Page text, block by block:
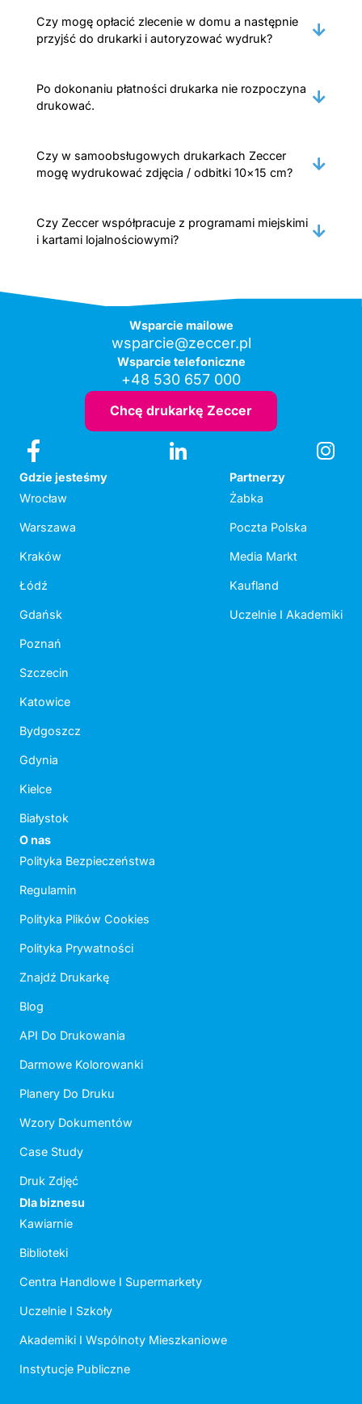
Czy mogę opłacić zlecenie w domu a następnie
przyjść do drukarki i autoryzować wydruk?
Po dokonaniu płatności drukarka nie rozpoczyna
drukować.
Czy w samoobsługowych drukarkach Zeccer
mogę wydrukować zdjęcia / odbitki 10×15 cm?
Czy Zeccer współpracuje z programami miejskimi
i kartami lojalnościowymi?
Wsparcie mailowe
wsparcie@zeccer.pl
Wsparcie telefoniczne
+48 530 657 000
Chcę drukarkę Zeccer
Gdzie jesteśmy
Wrocław
Warszawa
Kraków
Łódź
Gdańsk
Poznań
Szczecin
Katowice
Bydgoszcz
Gdynia
Kielce
Białystok
Partnerzy
Żabka
Poczta Polska
Media Markt
Kaufland
Uczelnie I Akademiki
O nas
Polityka Bezpieczeństwa
Regulamin
Polityka Plików Cookies
Polityka Prywatności
Znajdź Drukarkę
Blog
API Do Drukowania
Darmowe Kolorowanki
Planery Do Druku
Wzory Dokumentów
Case Study
Druk Zdjęć
Dla biznesu
Kawiarnie
Biblioteki
Centra Handlowe I Supermarkety
Uczelnie I Szkoły
Akademiki I Wspólnoty Mieszkaniowe
Instytucje Publiczne